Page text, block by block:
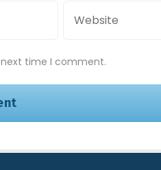
time I comment.